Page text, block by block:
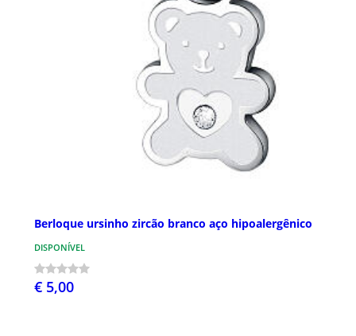
Berloque ursinho zircão branco aço hipoalergênico
DISPONÍVEL
€ 5,00